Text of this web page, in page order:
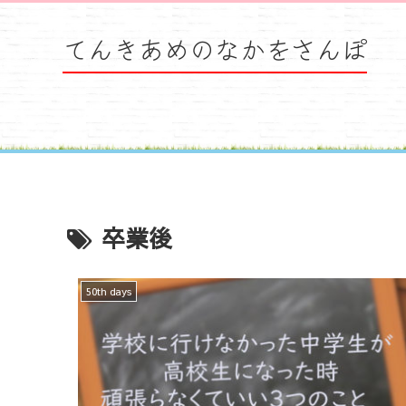
てんきあめのなかをさんぽ
卒業後
50th days